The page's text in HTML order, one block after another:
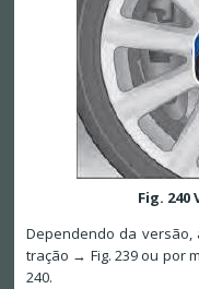
Fig.
Dependendo da
tração → Fig. 239 ou por
240.